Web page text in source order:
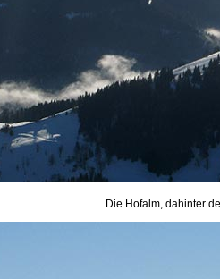
Die Hofalm, dahinter